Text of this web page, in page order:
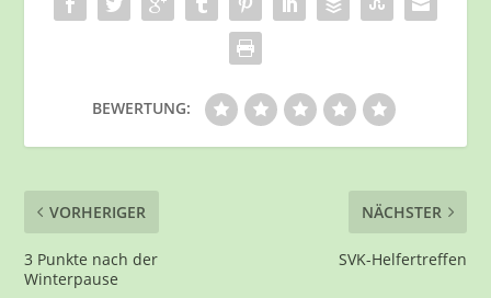
BEWERTUNG:
VORHERIGER
3 Punkte nach der
Winterpause
NÄCHSTER
SVK-Helfertreffen